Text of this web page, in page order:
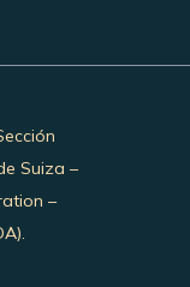
Suiza –
–